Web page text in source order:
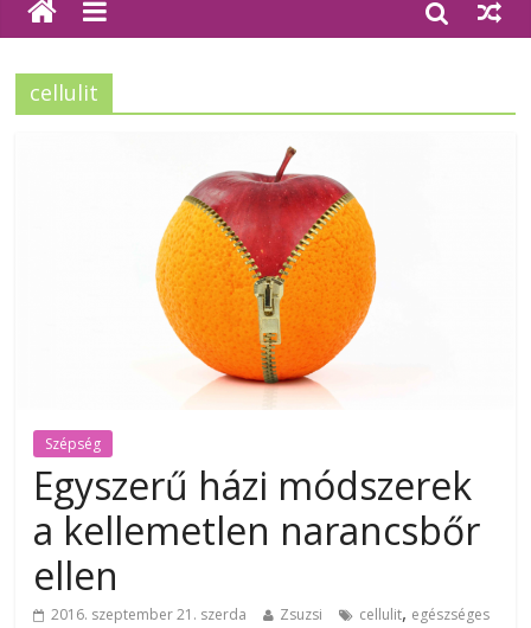
cellulit
Szépség
Egyszerű házi módszerek
a kellemetlen narancsbőr
ellen
2016. szeptember 21. szerda Zsuzsi cellulit, egészséges